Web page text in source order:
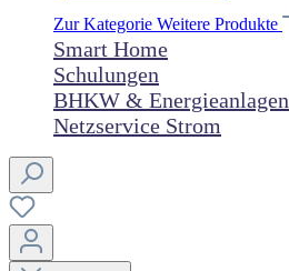
Zur Kategorie Weitere Produkte
Smart Home
Schulungen
BHKW & Energieanlagen
Netzservice Strom